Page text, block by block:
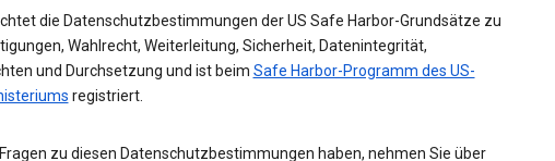
die Datenschutzbestimmungen der US Safe Harbor-Grundsätze zu
Wahlrecht, Weiterleitung, Sicherheit, Datenintegrität,
und Durchsetzung und ist beim Safe Harbor-Programm des US-
registriert.
zu diesen Datenschutzbestimmungen haben, nehmen Sie über